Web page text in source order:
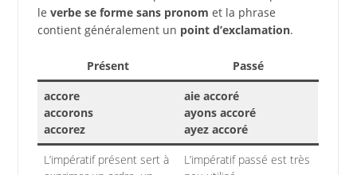
le verbe se forme sans pronom et la phrase
contient généralement un point d’exclamation.
Présent
Passé
accore
accorons
accorez
aie accoré
ayons accoré
ayez accoré
L’impératif présent sert à
L’impératif passé est très